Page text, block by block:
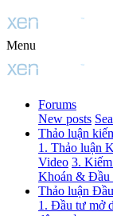
Menu
Forums
New posts
Thảo luận
1. Thảo luận
Video 3.
Khoán & Đầu
Thảo luận
1. Đầu tư mở